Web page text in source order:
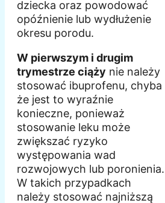
dziecka oraz powodować
opóźnienie lub wydłużenie
okresu porodu.
W pierwszym i drugim
trymestrze ciąży nie należy
stosować ibuprofenu, chyba
że jest to wyraźnie
konieczne, ponieważ
stosowanie leku może
zwiększać ryzyko
występowania wad
rozwojowych lub poronienia.
W takich przypadkach
należy stosować najniższą